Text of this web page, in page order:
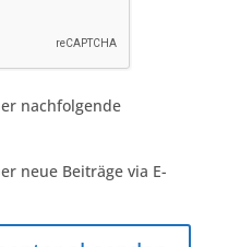
nachfolgende
neue Beiträge via E-